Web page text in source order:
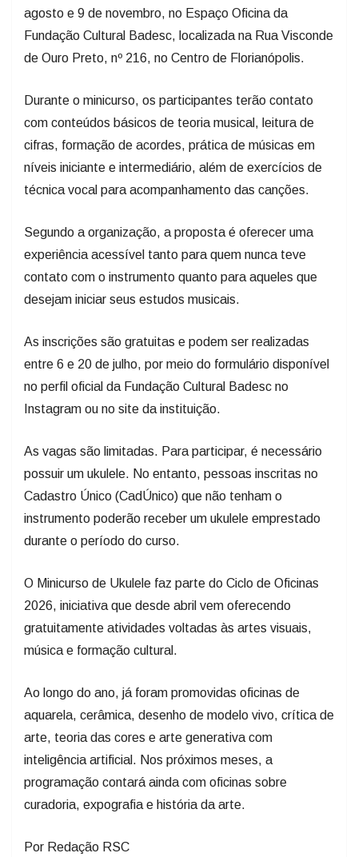
agosto e 9 de novembro, no Espaço Oficina da
Fundação Cultural Badesc, localizada na Rua Visconde
de Ouro Preto, nº 216, no Centro de Florianópolis.
Durante o minicurso, os participantes terão contato
com conteúdos básicos de teoria musical, leitura de
cifras, formação de acordes, prática de músicas em
níveis iniciante e intermediário, além de exercícios de
técnica vocal para acompanhamento das canções.
Segundo a organização, a proposta é oferecer uma
experiência acessível tanto para quem nunca teve
contato com o instrumento quanto para aqueles que
desejam iniciar seus estudos musicais.
As inscrições são gratuitas e podem ser realizadas
entre 6 e 20 de julho, por meio do formulário disponível
no perfil oficial da Fundação Cultural Badesc no
Instagram ou no site da instituição.
As vagas são limitadas. Para participar, é necessário
possuir um ukulele. No entanto, pessoas inscritas no
Cadastro Único (CadÚnico) que não tenham o
instrumento poderão receber um ukulele emprestado
durante o período do curso.
O Minicurso de Ukulele faz parte do Ciclo de Oficinas
2026, iniciativa que desde abril vem oferecendo
gratuitamente atividades voltadas às artes visuais,
música e formação cultural.
Ao longo do ano, já foram promovidas oficinas de
aquarela, cerâmica, desenho de modelo vivo, crítica de
arte, teoria das cores e arte generativa com
inteligência artificial. Nos próximos meses, a
programação contará ainda com oficinas sobre
curadoria, expografia e história da arte.
Por Redação RSC